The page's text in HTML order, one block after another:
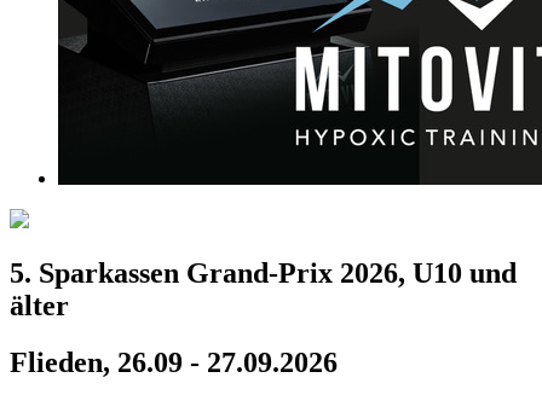
5. Sparkassen Grand-Prix 2026, U10 und
älter
Flieden, 26.09 - 27.09.2026